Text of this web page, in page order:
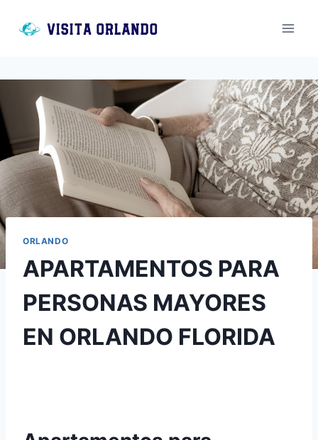
ORLANDO
APARTAMENTOS PARA
PERSONAS MAYORES
EN ORLANDO FLORIDA